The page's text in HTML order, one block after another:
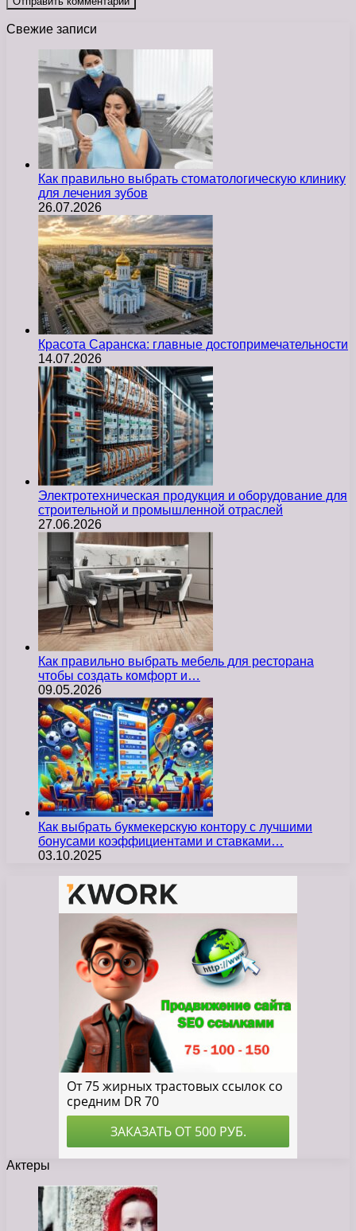
Свежие записи
Как правильно выбрать стоматологическую клинику
для лечения зубов
26.07.2026
Красота Саранска: главные достопримечательности
14.07.2026
Электротехническая продукция и оборудование для
строительной и промышленной отраслей
27.06.2026
Как правильно выбрать мебель для ресторана
чтобы создать комфорт и…
09.05.2026
Как выбрать букмекерскую контору с лучшими
бонусами коэффициентами и ставками…
03.10.2025
Актеры